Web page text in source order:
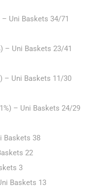
Uni Baskets 34/71
– Uni Baskets 23/41
– Uni Baskets 11/30
– Uni Baskets 24/29
Baskets 38
22
3
Baskets 13